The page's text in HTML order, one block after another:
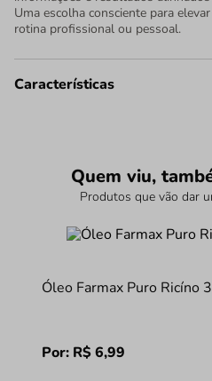
Uma escolha consciente para
rotina profissional ou pessoal.
Características
Quem viu,
Produtos que vão dar
Óleo Farmax Puro Ricíno
Por: R$6,99